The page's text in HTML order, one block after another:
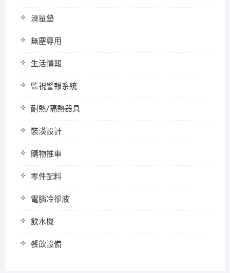
滑鼠墊
無塵專用
生活情報
監視警報系統
耐熱/隔熱器具
裝潢設計
購物推車
零件配料
電腦冷卻液
飲水機
餐飲設備